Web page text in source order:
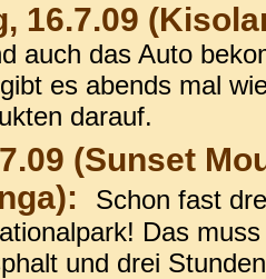
16.7.09
auch das Auto
es abends mal
darauf.
(Sunset
Schon fast
Das
und drei